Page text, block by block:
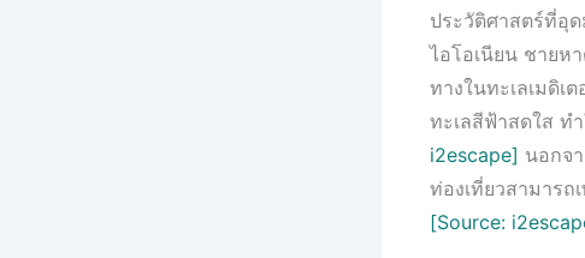
ประวัติศาสตร์ที่อุ
ไอโอเนียน ชายห
ทางในทะเลเมดิเ
ทะเลสีฟ้าสดใส ท
i2escape] นอกจ
ท่องเที่ยวสามาร
[Source: